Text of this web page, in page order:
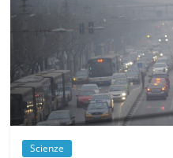
Scienze